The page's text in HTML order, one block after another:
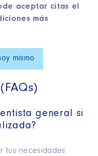
aceptar citas el
más
mismo
general si
tus necesidades